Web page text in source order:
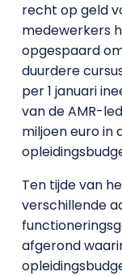
recht op geld
medewerkers
opgespaard
duurdere
per 1 januari
van de AMR-
miljoen euro in
Ten tijde van
verschillende
afgerond